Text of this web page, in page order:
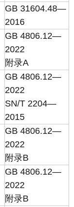
GB 31604.48—
2016
GB 4806.12—
2022
附录A
GB 4806.12—
2022
SN/T 2204—
2015
GB 4806.12—
2022
附录B
GB 4806.12—
2022
附录B